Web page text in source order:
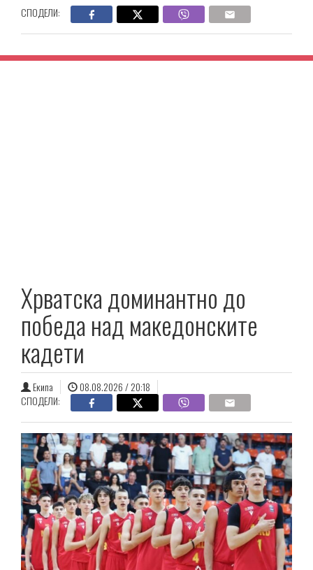
СПОДЕЛИ:
Хрватска доминантно до
победа над македонските
кадети
Екипа
08.08.2026 / 20:18
СПОДЕЛИ: